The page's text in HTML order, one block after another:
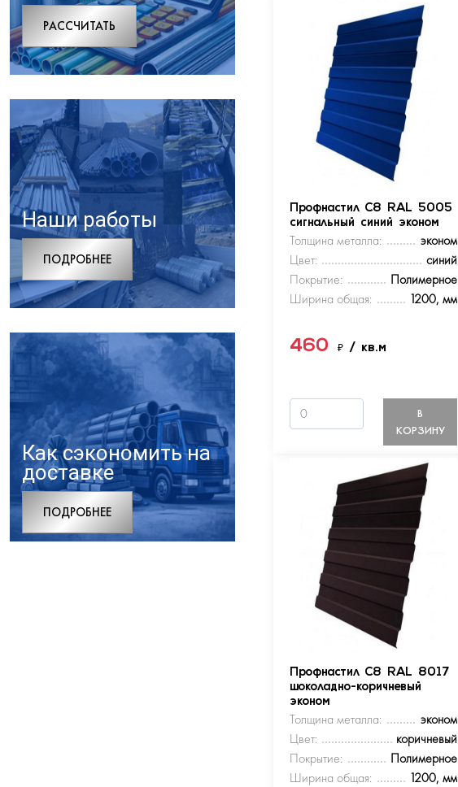
РАCСЧИТАТЬ
Наши работы
ПОДРОБНЕЕ
Как сэкономить на
доставке
ПОДРОБНЕЕ
Профнастил С8 RAL 5005
сигнальный синий эконом
Толщина металла:
эконом
Цвет:
синий
Покрытие:
Полимерное
Ширина общая:
1200, мм
460₽/ кв.м
В
КОРЗИНУ
Профнастил С8 RAL 8017
шоколадно-коричневый
эконом
Толщина металла:
эконом
Цвет:
коричневый
Покрытие:
Полимерное
Ширина общая:
1200, мм